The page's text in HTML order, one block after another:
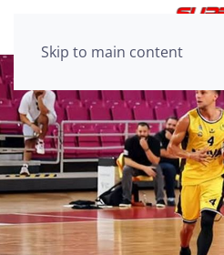
Skip to main content